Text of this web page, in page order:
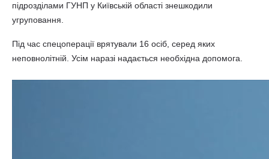
підрозділами ГУНП у Київській області знешкодили
угруповання.
Під час спецоперації врятували 16 осіб, серед яких
неповнолітній. Усім наразі надається необхідна допомога.